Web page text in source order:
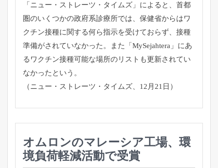
「ニュー・ストレーツ・タイムズ」によると、首都
圏のいくつかの政府系診療所では、保健省からはワ
クチン接種に関する何ら指示を受けておらず、接種
準備がされていなかった。また「MySejahtera」にあ
るワクチン接種可能な場所のリストも更新されてい
なかったという。
（ニュー・ストレーツ・タイムズ、12月21日）
オムロンのマレーシア工場、環
境負荷軽減活動で受賞